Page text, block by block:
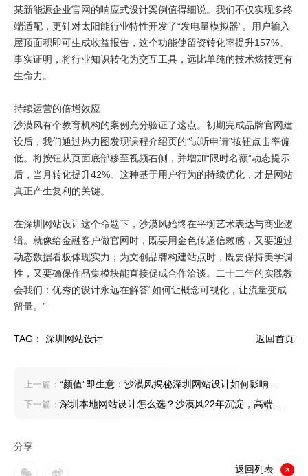
分享
返回列表
某新能源企业官网的响应式设计案例值得细说。我们不仅实现多终
端适配，更针对太阳能行业特性开发了“发电量模拟器”。用户输入
屋顶面积即可生成收益报告，这个功能使留资转化率提升157%。
事实证明，将行业知识转化为交互工具，远比单纯的技术炫技更有
生命力。
持续运营的倍增效应
沙漠风有个教育机构的案例充分验证了这点。初期完成品牌官网建
设后，我们通过热力图发现课程介绍页的“试听申请”按钮点击率偏
低。将按钮从页面底部移至视频右侧，并增加“限时名额”动态提示
后，当月转化提升42%。这种基于用户行为的持续优化，才是网站
真正产生复利的关键。
在深圳网站设计这个命题下，沙漠风始终在平衡艺术表达与商业逻
辑。就像给金融客户做官网时，既要用金色传递信赖感，又要通过
动态数据看板体现实力；为文创品牌构建站点时，既要保持美学调
性，又要确保作品集模块能直接促成合作洽谈。二十二年的实践教
会我们：优秀的设计永远在解答“如何让概念可视化，让流量变成
留量。”
TAG： 深圳网站设计 返回首页
上一篇： “颜值”即生意：沙漠风揭秘深圳网站设计如何影响用
户信任与品牌溢价
下一篇： 深圳本地网站设计怎么选？沙漠风22年沉淀，高端品